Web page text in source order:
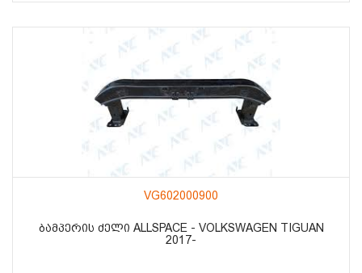
VG602000900
ᲑᲐᲛᲞᲔᲠᲘᲡ ᲫᲔᲚᲘ ALLSPACE - VOLKSWAGEN TIGUAN
2017-